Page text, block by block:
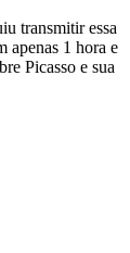
transmitir essa
apenas 1 hora e
Picasso e sua